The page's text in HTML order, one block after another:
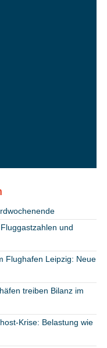
und
Flughafen Leipzig: Neue
treiben Bilanz im
Krise: Belastung wie